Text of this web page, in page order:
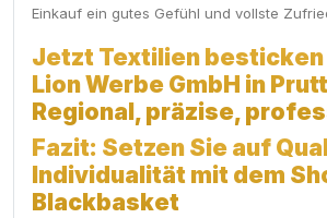
Einkauf ein gutes Gefühl und vollste
Jetzt Textilien besticken
Lion Werbe GmbH in
Regional, präzise,
Fazit: Setzen Sie auf
Individualität mit dem
Blackbasket